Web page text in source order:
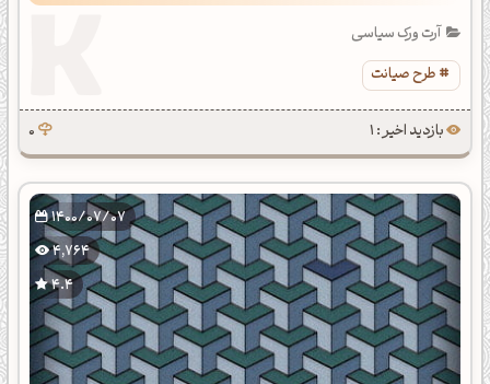
آرت ورک سیاسی
طرح صیانت
بازدید اخیر : 1 0
1400/07/07
4,764
4.4